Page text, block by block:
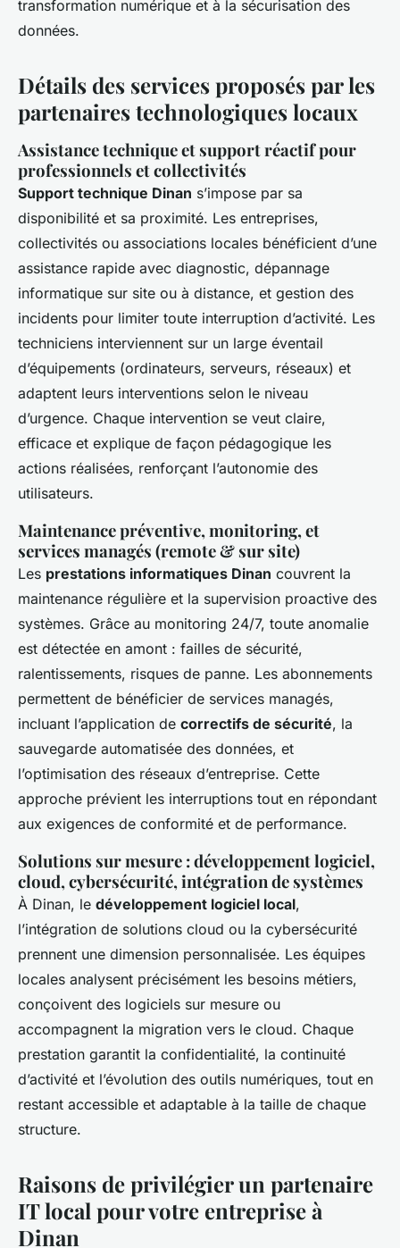
transformation numérique et à la sécurisation des
données.
Détails des services proposés par les
partenaires technologiques locaux
Assistance technique et support réactif pour
professionnels et collectivités
Support technique Dinan s’impose par sa
disponibilité et sa proximité. Les entreprises,
collectivités ou associations locales bénéficient d’une
assistance rapide avec diagnostic, dépannage
informatique sur site ou à distance, et gestion des
incidents pour limiter toute interruption d’activité. Les
techniciens interviennent sur un large éventail
d’équipements (ordinateurs, serveurs, réseaux) et
adaptent leurs interventions selon le niveau
d’urgence. Chaque intervention se veut claire,
efficace et explique de façon pédagogique les
actions réalisées, renforçant l’autonomie des
utilisateurs.
Maintenance préventive, monitoring, et
services managés (remote & sur site)
Les prestations informatiques Dinan couvrent la
maintenance régulière et la supervision proactive des
systèmes. Grâce au monitoring 24/7, toute anomalie
est détectée en amont : failles de sécurité,
ralentissements, risques de panne. Les abonnements
permettent de bénéficier de services managés,
incluant l’application de correctifs de sécurité, la
sauvegarde automatisée des données, et
l’optimisation des réseaux d’entreprise. Cette
approche prévient les interruptions tout en répondant
aux exigences de conformité et de performance.
Solutions sur mesure : développement logiciel,
cloud, cybersécurité, intégration de systèmes
À Dinan, le développement logiciel local,
l’intégration de solutions cloud ou la cybersécurité
prennent une dimension personnalisée. Les équipes
locales analysent précisément les besoins métiers,
conçoivent des logiciels sur mesure ou
accompagnent la migration vers le cloud. Chaque
prestation garantit la confidentialité, la continuité
d’activité et l’évolution des outils numériques, tout en
restant accessible et adaptable à la taille de chaque
structure.
Raisons de privilégier un partenaire
IT local pour votre entreprise à
Dinan